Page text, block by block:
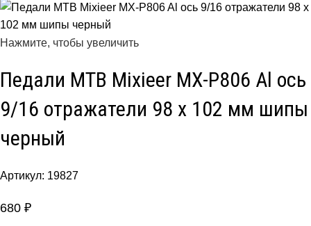
Нажмите, чтобы увеличить
Педали МТВ Mixieer MX-P806 Al ось
9/16 отражатели 98 х 102 мм шипы
черный
Артикул: 19827
680 ₽